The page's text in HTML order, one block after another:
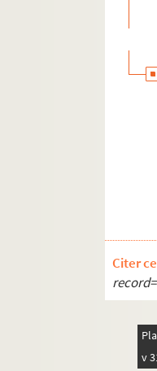
Citer
v